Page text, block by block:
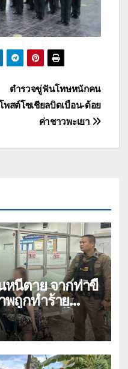
ตำรวจขู่ฟันโทษหนักคน
พสต์โซเชียลบิดเบือน-ด้อย
ค่าชาวพะเยา
หนีตาย จากท่าขี้
พถูกทำร้าย
ะเทศหลังไป